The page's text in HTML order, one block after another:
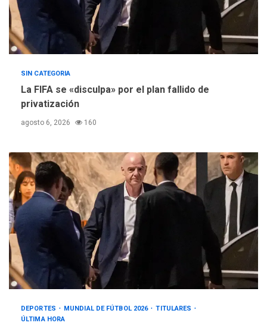
SIN CATEGORIA
La FIFA se «disculpa» por el plan fallido de
privatización
agosto 6, 2026 160
DEPORTES MUNDIAL DE FÚTBOL 2026
TITULARES
ÚLTIMA HORA